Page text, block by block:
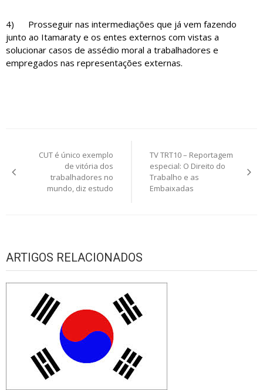
4) Prosseguir nas intermediações que já vem fazendo
junto ao Itamaraty e os entes externos com vistas a
solucionar casos de assédio moral a trabalhadores e
empregados nas representações externas.
de
Post
CUT é único exemplo
de vitória dos
trabalhadores no
mundo, diz estudo
TV TRT10 – Reportagem
especial: O Direito do
Trabalho e as
Embaixadas
ARTIGOS RELACIONADOS